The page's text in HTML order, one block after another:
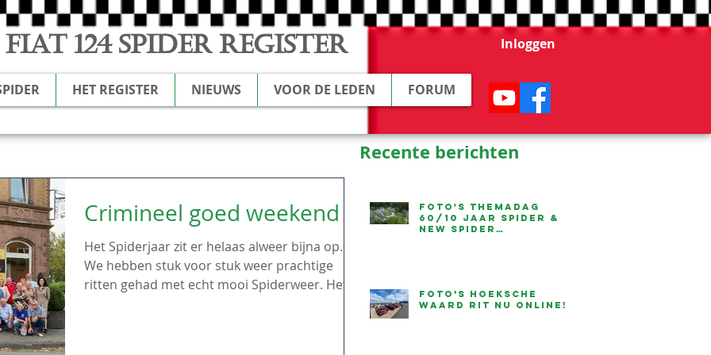
FIAT 124 SPIDER REGISTER
HET REGISTER NIEUWS VOOR DE LEDEN FORUM
Inloggen
Recente berichten
Foto's Themadag
60/10 jaar Spider &
New Spider
Foto’s Hoeksche
Waard Rit nu online!
Crimineel goed weekend
Het Spiderjaar zit er helaas alweer bijna op.
We hebben stuk voor stuk weer prachtige
ritten gehad met echt mooi Spiderweer. Het...